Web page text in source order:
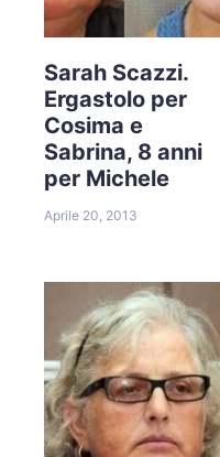
Sarah Scazzi.
Ergastolo per
Cosima e
Sabrina, 8 anni
per Michele
Aprile 20, 2013